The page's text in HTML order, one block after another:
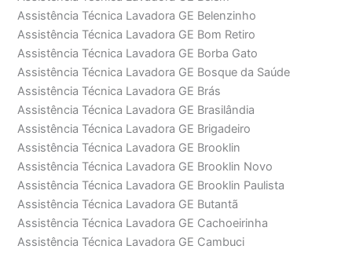
Assistência Técnica Lavadora GE Belenzinho
Assistência Técnica Lavadora GE Bom Retiro
Assistência Técnica Lavadora GE Borba Gato
Assistência Técnica Lavadora GE Bosque da Saúde
Assistência Técnica Lavadora GE Brás
Assistência Técnica Lavadora GE Brasilândia
Assistência Técnica Lavadora GE Brigadeiro
Assistência Técnica Lavadora GE Brooklin
Assistência Técnica Lavadora GE Brooklin Novo
Assistência Técnica Lavadora GE Brooklin Paulista
Assistência Técnica Lavadora GE Butantã
Assistência Técnica Lavadora GE Cachoeirinha
Assistência Técnica Lavadora GE Cambuci